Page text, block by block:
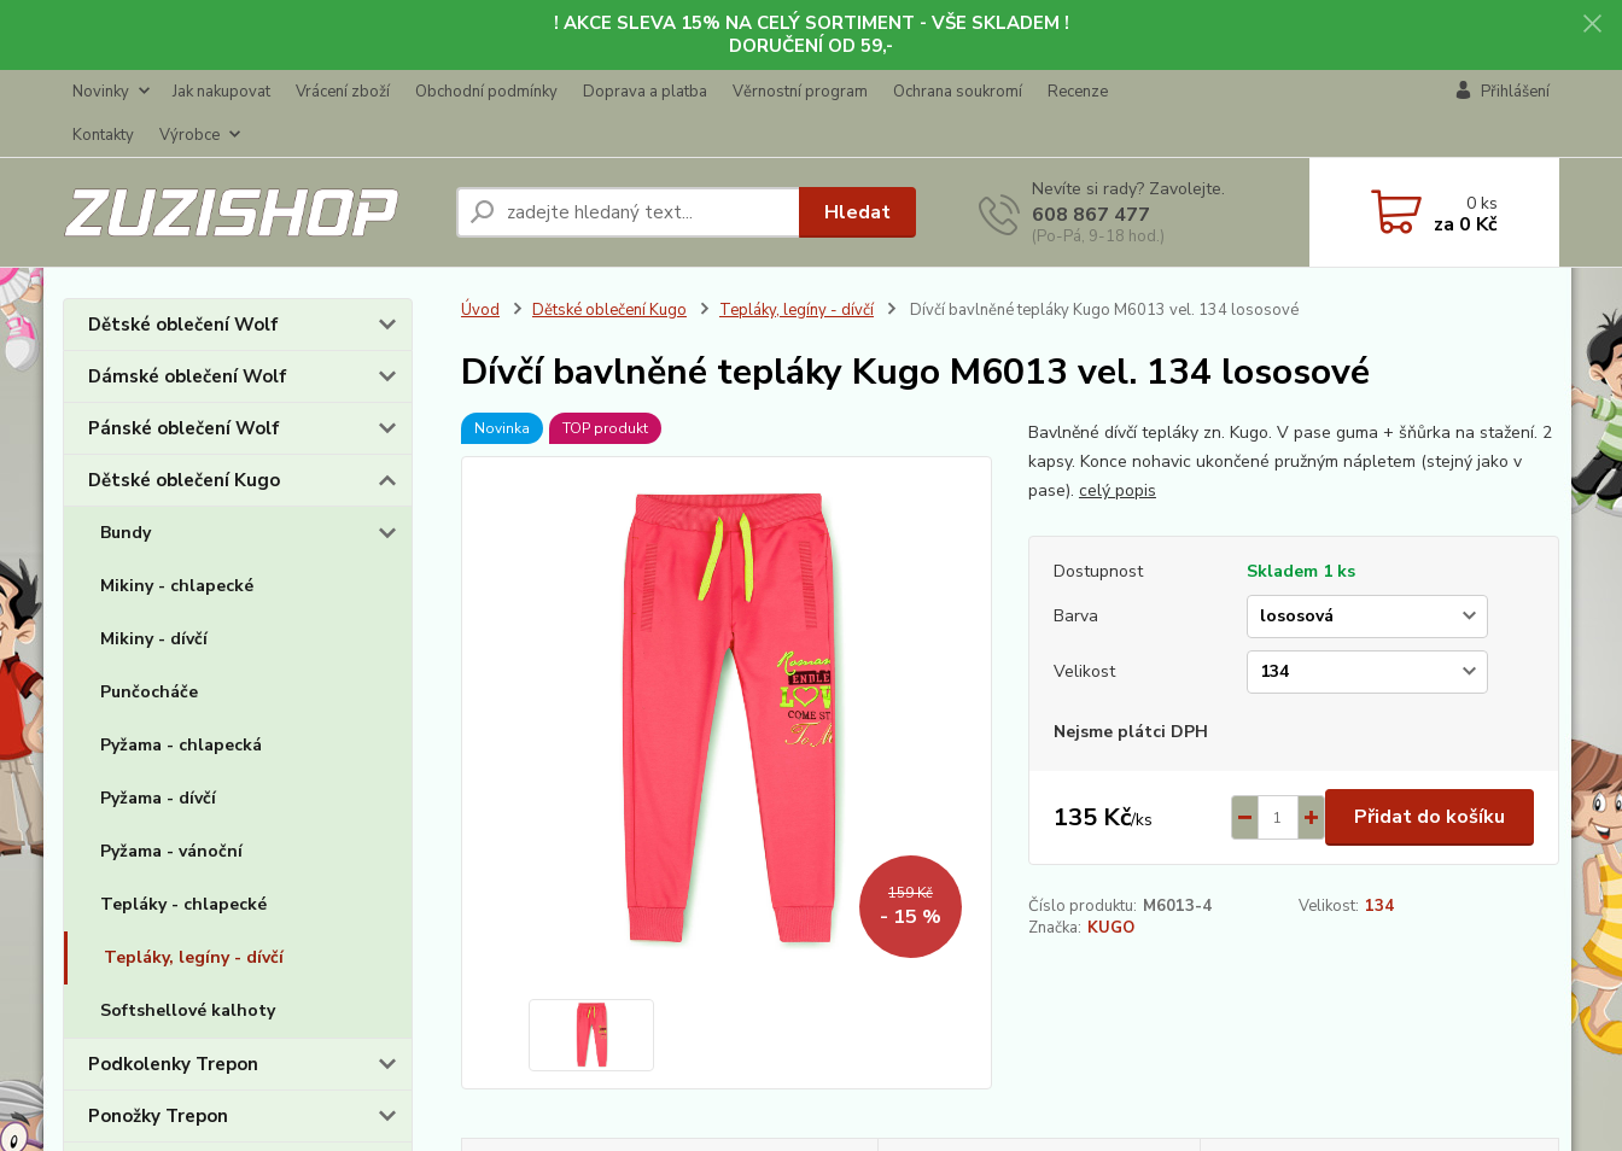
! AKCE SLEVA 15% NA CELÝ SORTIMENT - VŠE SKLADEM !
DORUČENÍ OD 59,-
Novinky Jak nakupovat Vrácení zboží Obchodní podmínky Doprava a platba Věrnostní program Ochrana soukromí
Recenze
Kontakty
Výrobce
Přihlášení
Hledat
Nevíte si rady? Zavolejte.
608 867 477
(Po-Pá, 9-18 hod.)
0ks
za 0 Kč
Dětské oblečení Wolf
Dámské oblečení Wolf
Pánské oblečení Wolf
Dětské oblečení Kugo
Bundy
Mikiny - chlapecké
Mikiny - dívčí
Punčocháče
Pyžama - chlapecká
Pyžama - dívčí
Pyžama - vánoční
Tepláky - chlapecké
Tepláky, legíny - dívčí
Softshellové kalhoty
Podkolenky Trepon
Ponožky Trepon
Úvod Dětské oblečení Kugo Tepláky, legíny - dívčí Dívčí bavlněné tepláky Kugo M6013 vel. 134 lososové
Dívčí bavlněné tepláky Kugo M6013 vel. 134 lososové
Novinka TOP produkt
159 Kč
- 15 %
Bavlněné dívčí tepláky zn. Kugo. V pase guma + šňůrka na stažení. 2
kapsy. Konce nohavic ukončené pružným nápletem (stejný jako v
pase). celý popis
Dostupnost
Skladem 1 ks
Barva
Velikost
Nejsme plátci DPH
135 Kč/ks Přidat do košíku
Číslo produktu: M6013-4 Velikost: 134
Značka: KUGO